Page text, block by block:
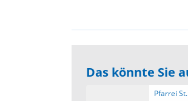
Das könnte Sie